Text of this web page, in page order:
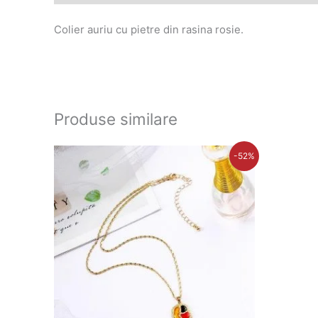
Colier auriu cu pietre din rasina rosie.
Produse similare
-52%
64,00 lei.
31,00 lei.